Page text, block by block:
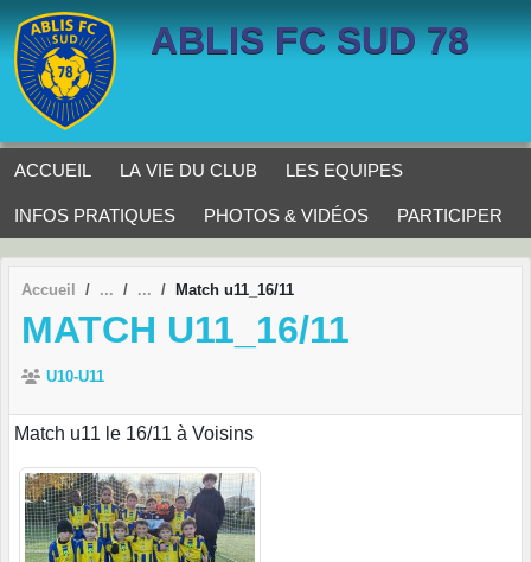
ABLIS FC SUD 78
ACCUEIL LA VIE DU CLUB LES EQUIPES
INFOS PRATIQUES PHOTOS & VIDÉOS PARTICIPER
Accueil Match u11_16/11
MATCH U11_16/11
U10-U11
Match u11 le 16/11 à Voisins
Panneau de gestion des cookies